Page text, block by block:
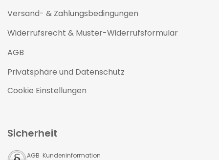
Versand- & Zahlungsbedingungen
Widerrufsrecht & Muster-Widerrufsformular
AGB
Privatsphäre und Datenschutz
Cookie Einstellungen
Sicherheit
AGB Kundeninformation